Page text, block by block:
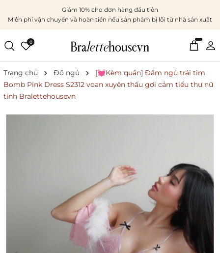
Giảm 10% cho đơn hàng đầu tiên
Miễn phí vận chuyển và hoàn tiền nếu sản phẩm bị lỗi từ nhà sản xuất
0
Trang chủ Đồ ngủ
[💓Kèm quần] Đầm ngủ trái tim
Bomb Pink Dress S2312 voan xuyên thấu gợi cảm tiểu thư nữ
tính Bralettehousevn